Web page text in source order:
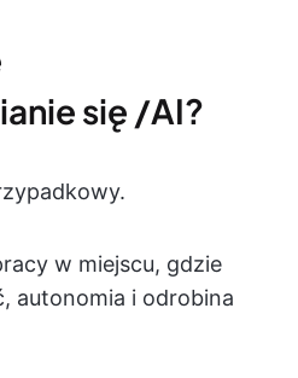
się /AI?
w miejscu, gdzie
autonomia i odrobina